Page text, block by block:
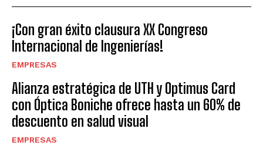
¡Con gran éxito clausura XX Congreso
Internacional de Ingenierías!
EMPRESAS
Alianza estratégica de UTH y Optimus Card
con Óptica Boniche ofrece hasta un 60% de
descuento en salud visual
EMPRESAS